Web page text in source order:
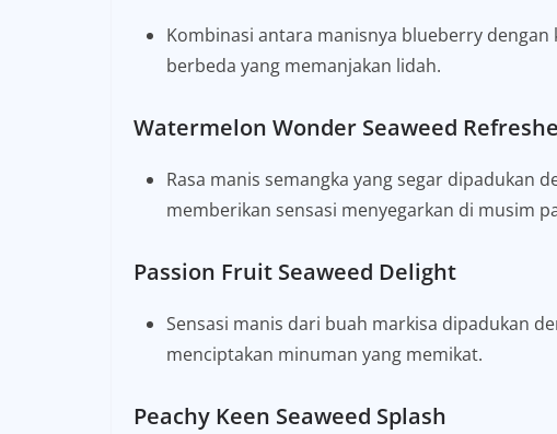
Kombinasi antara manisnya blueberry
berbeda yang memanjakan lidah.
Watermelon Wonder Seaweed
Rasa manis semangka yang segar dipadukan
memberikan sensasi menyegarkan di musim
Passion Fruit Seaweed Delight
Sensasi manis dari buah markisa dipadukan
menciptakan minuman yang memikat.
Peachy Keen Seaweed Splash